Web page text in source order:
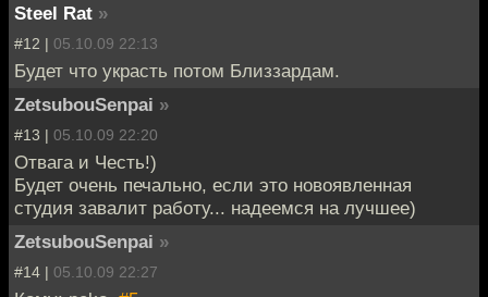
Steel Rat »
#12 | 05.10.09 22:13
Будет что украсть потом Близзардам.
ZetsubouSenpai »
#13 | 05.10.09 22:20
Отвага и Честь!)
Будет очень печально, если это новоявленная
студия завалит работу... надеемся на лучшее)
ZetsubouSenpai »
#14 | 05.10.09 22:27